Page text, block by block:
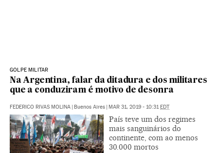
GOLPE MILITAR
Na Argentina, falar da ditadura e dos militares
que a conduziram é motivo de desonra
FEDERICO RIVAS MOLINA | Buenos Aires | MAR 31, 2019 - 10:31EDT
País teve um dos regimes
mais sanguinários do
continente, com ao menos
30.000 mortos